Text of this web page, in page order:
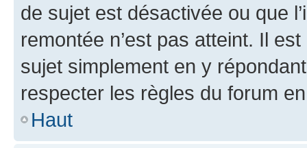
de sujet est désactivée ou que
remontée n’est pas atteint. Il
sujet simplement en y
respecter les règles du forum
Haut